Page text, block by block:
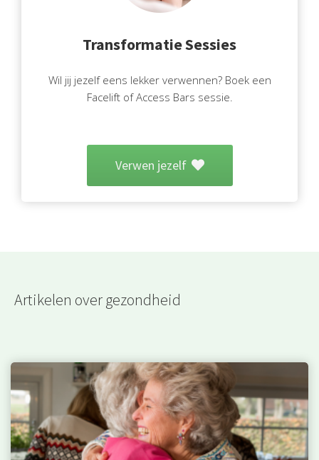
Transformatie Sessies
Wil jij jezelf eens lekker verwennen? Boek een
Facelift of Access Bars sessie.
Verwen jezelf
Artikelen over gezondheid